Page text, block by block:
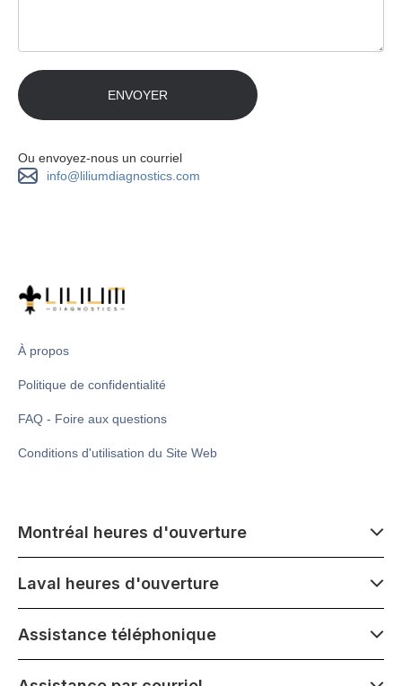
Ou envoyez-nous un courriel
info@liliumdiagnostics.com
À propos
Politique de confidentialité
FAQ - Foire aux questions
Conditions d'utilisation du Site Web
Montréal heures d'ouverture
Lundi - Samedi
1500 Atwater ave,
Laval heures d'ouverture
Lundi - Samedi
Assistance téléphonique